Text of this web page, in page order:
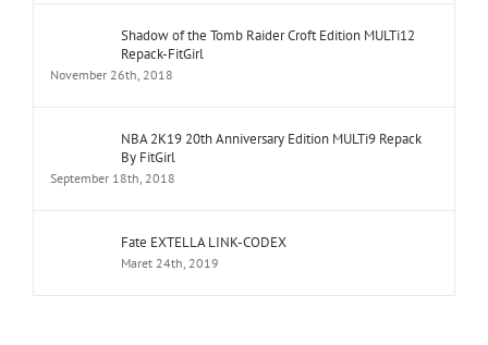
Shadow of the Tomb Raider Croft Edition MULTi12
Repack-FitGirl
November 26th, 2018
NBA 2K19 20th Anniversary Edition MULTi9 Repack
By FitGirl
September 18th, 2018
Fate EXTELLA LINK-CODEX
Maret 24th, 2019